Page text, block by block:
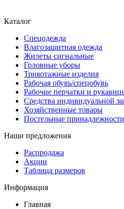
Каталог
Спецодежда
Влагозащитная одежда
Жилеты сигнальные
Головные уборы
Трикотажные изделия
Рабочая обувь/спецобувь
Рабочие перчатки и
Средства индивидуальной
Хозяйственные товары
Постельные принадлежности
Наши предложения
Распродажа
Акции
Таблица размеров
Информация
Главная